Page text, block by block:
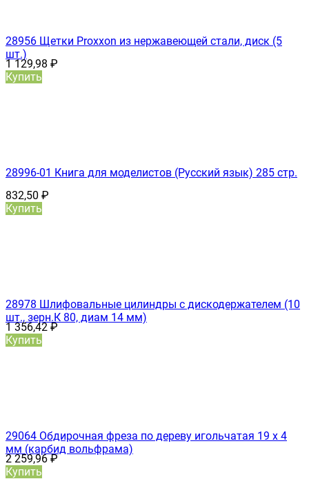
28956 Щетки Proxxon из нержавеющей стали, диск (5
шт.)
1 129,98 ₽
Купить
28996-01 Книга для моделистов (Русский язык) 285 стр.
832,50 ₽
Купить
28978 Шлифовальные цилиндры с дискодержателем (10
шт., зерн.К 80, диам 14 мм)
1 356,42₽
Купить
29064 Обдирочная фреза по дереву игольчатая 19 х 4
мм (карбид вольфрама)
2 259,96₽
Купить